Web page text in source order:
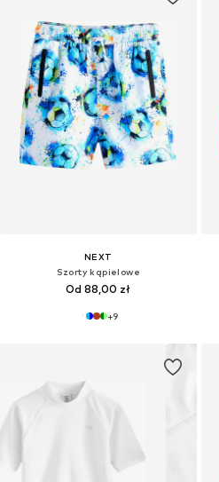
NEXT
Szorty kąpielowe
Od 88,00 zł
+9